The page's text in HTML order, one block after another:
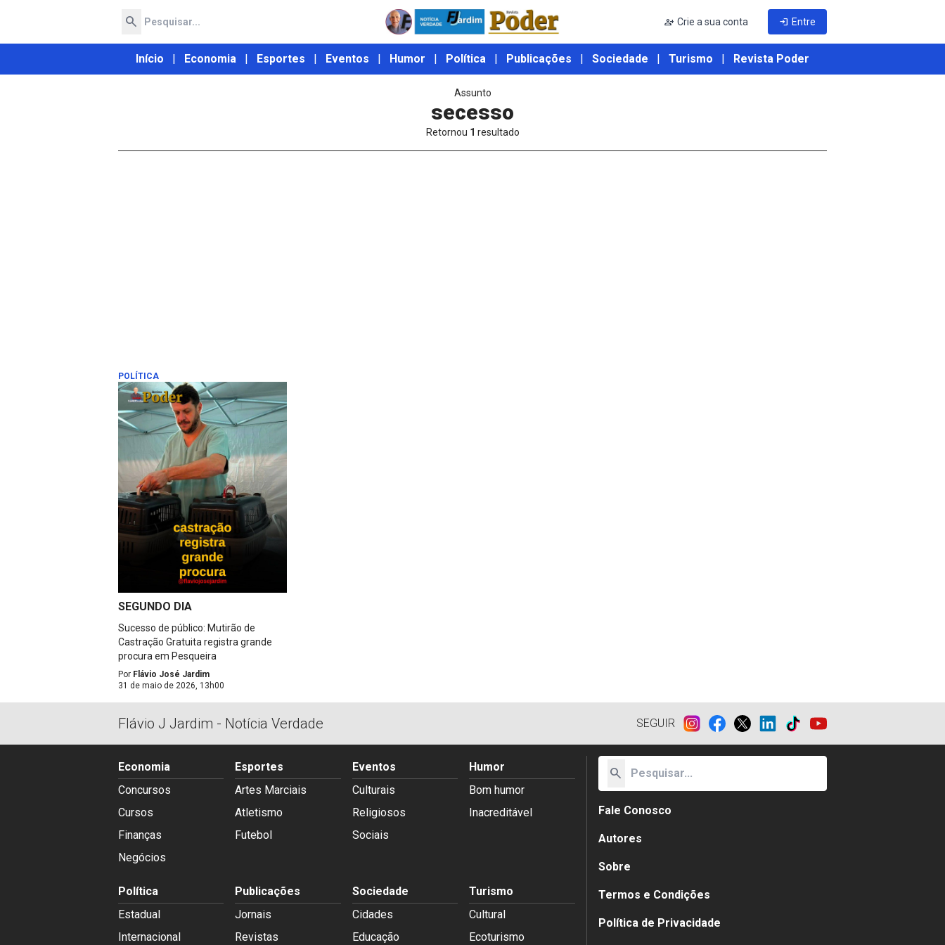
search person_add Crie a sua conta login Entre
Início | Economia | Esportes | Eventos | Humor | Política | Publicações | Sociedade | Turismo | Revista Poder
Assunto
secesso
Retornou 1 resultado
POLÍTICA
SEGUNDO DIA
Sucesso de público: Mutirão de
Castração Gratuita registra grande
procura em Pesqueira
Por Flávio José Jardim
31 de maio de 2026, 13h00
Flávio J Jardim - Notícia Verdade SEGUIR
Economia
Concursos
Cursos
Finanças
Negócios
Esportes
Artes Marciais
Atletismo
Futebol
Eventos
Culturais
Religiosos
Sociais
Humor
Bom humor
Inacreditável
Política
Estadual
Internacional
Publicações
Jornais
Revistas
Sociedade
Cidades
Educação
Turismo
Cultural
Ecoturismo
search
Fale Conosco
Autores
Sobre
Termos e Condições
Política de Privacidade